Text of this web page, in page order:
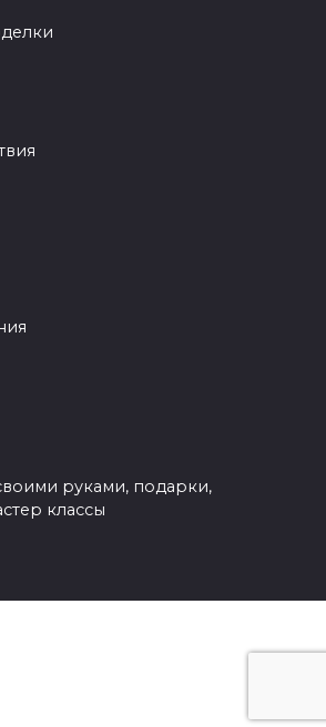
руками, подарки,
классы